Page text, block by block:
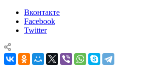
Вконтакте
Facebook
Twitter